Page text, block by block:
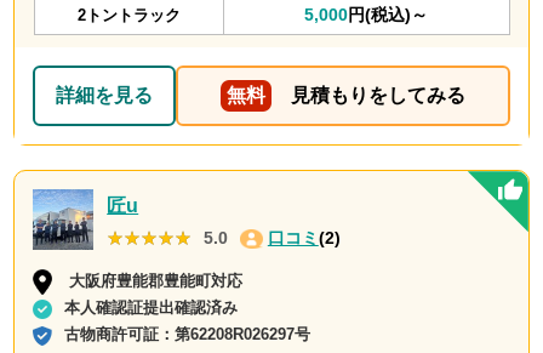
2トントラック 5,000円(税込)～
詳細を見る 無料 見積もりをしてみる
匠u
★★★★★
★★★★★ 5.0 口コミ (2)
大阪府豊能郡豊能町対応
本人確認証提出確認済み
古物商許可証：第62208R026297号